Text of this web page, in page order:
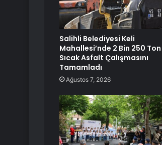
Salihli Belediyesi Keli
Mahallesi’nde 2 Bin 250 Ton
Sıcak Asfalt Çalışmasını
Tamamladı
Ağustos 7, 2026